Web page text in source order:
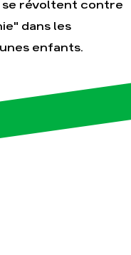
Climat – Énergie
se révoltent contre
dans les
enfants.